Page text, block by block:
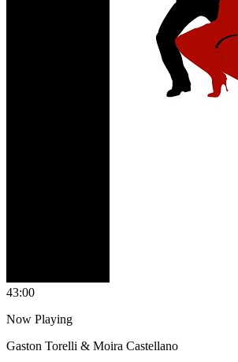
43:00
Now Playing
Gaston Torelli & Moira Castellano